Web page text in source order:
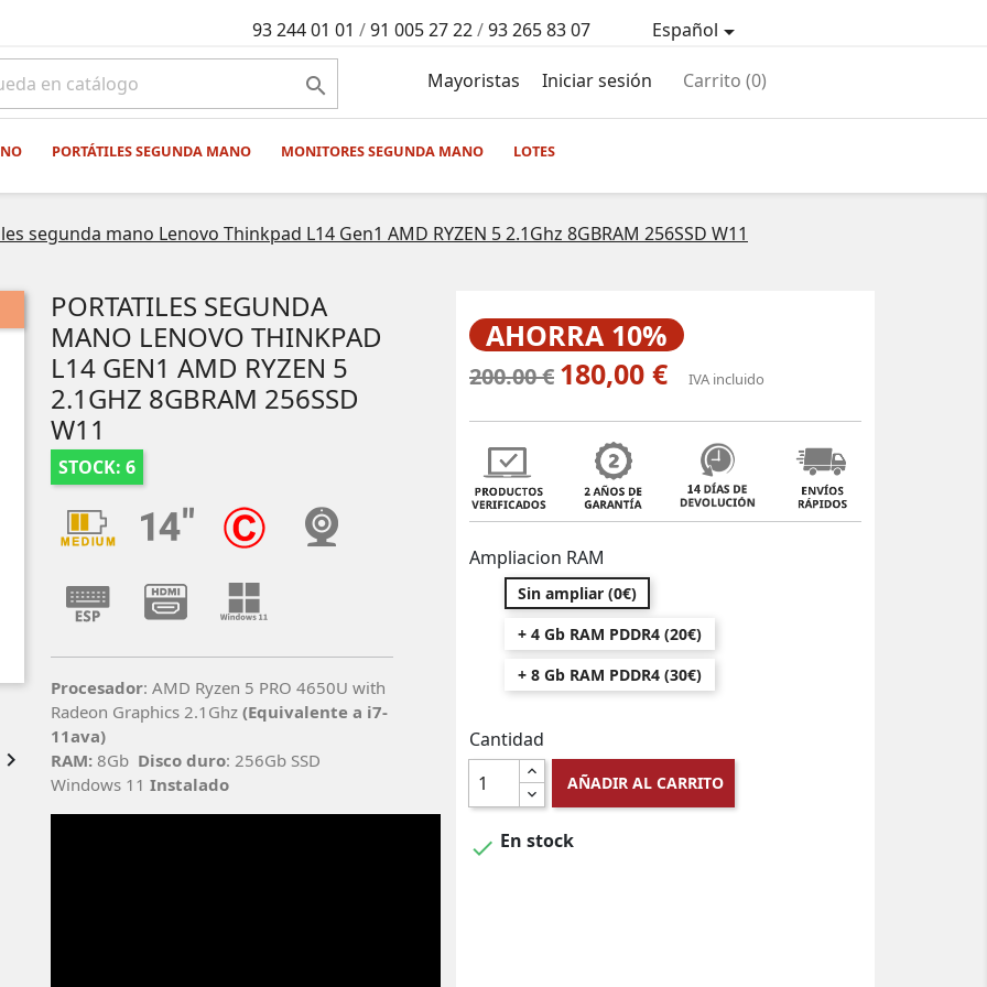
93 244 01 01 /91 005 27 22/93 265 83 07 Español
 Mayoristas Iniciar sesión Carrito (0)
PORTÁTILES SEGUNDA MANO MONITORES SEGUNDA MANO LOTES
segunda mano Lenovo Thinkpad L14 Gen1 AMD RYZEN 5 2.1Ghz 8GBRAM 256SSD W11
PORTATILES SEGUNDA
MANO LENOVO THINKPAD
L14 GEN1 AMD RYZEN 5
2.1GHZ 8GBRAM 256SSD
W11
STOCK: 6
Procesador: AMD Ryzen 5 PRO 4650U with
Radeon Graphics 2.1Ghz (Equivalente a i7-
11ava)
RAM: 8Gb Disco duro: 256Gb SSD
Windows 11 Instalado
AHORRA 10%
200.00 € 180,00 € IVA incluido
Ampliacion RAM
Sin ampliar (0€)
+ 4 Gb RAM PDDR4 (20€)
+ 8 Gb RAM PDDR4 (30€)
Cantidad
AÑADIR AL CARRITO
 En stock